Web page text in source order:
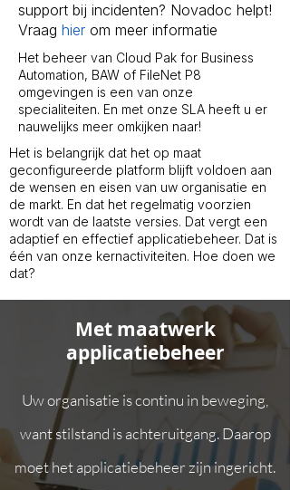
support bij incidenten? Novadoc helpt!
Vraag hier om meer informatie
Het beheer van Cloud Pak for Business
Automation, BAW of FileNet P8
omgevingen is een van onze
specialiteiten. En met onze SLA heeft u er
nauwelijks meer omkijken naar!
Het is belangrijk dat het op maat
geconfigureerde platform blijft voldoen aan
de wensen en eisen van uw organisatie en
de markt. En dat het regelmatig voorzien
wordt van de laatste versies. Dat vergt een
adaptief en effectief applicatiebeheer. Dat is
één van onze kernactiviteiten. Hoe doen we
dat?
Met maatwerk
applicatiebeheer
Uw organisatie is continu in beweging,
want stilstand is achteruitgang. Daarop
moet het applicatiebeheer zijn ingericht.